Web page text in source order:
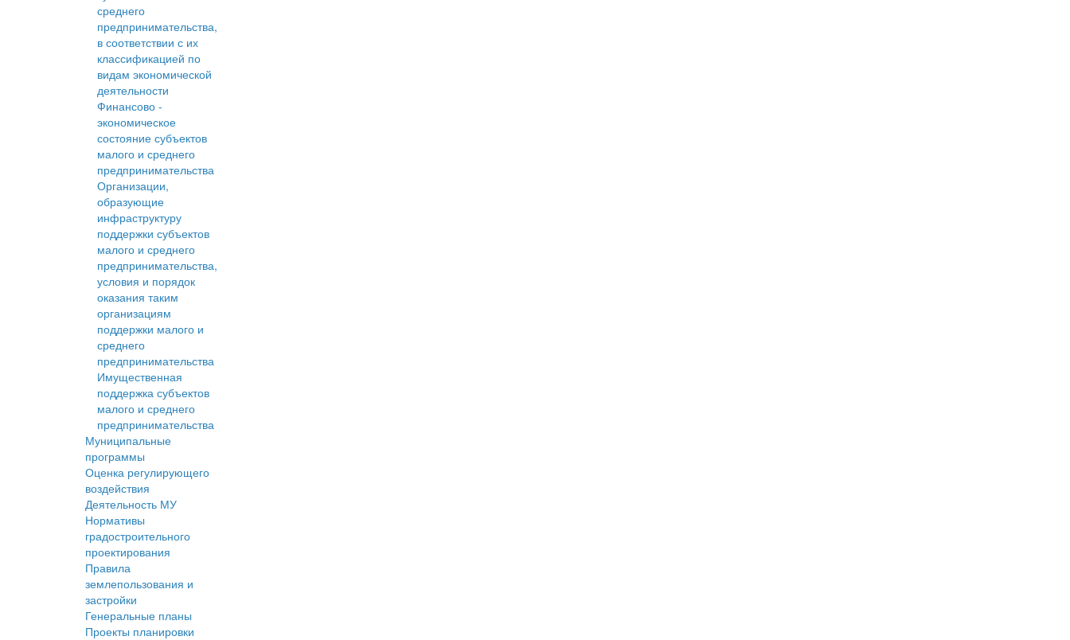
среднего
предпринимательства,
в соответствии с их
классификацией по
видам экономической
деятельности
Финансово -
экономическое
состояние субъектов
малого и среднего
предпринимательства
Организации,
образующие
инфраструктуру
поддержки субъектов
малого и среднего
предпринимательства,
условия и порядок
оказания таким
организациям
поддержки малого и
среднего
предпринимательства
Имущественная
поддержка субъектов
малого и среднего
предпринимательства
Муниципальные
программы
Оценка регулирующего
воздействия
Деятельность МУ
Нормативы
градостроительного
проектирования
Правила
землепользования и
застройки
Генеральные планы
Проекты планировки